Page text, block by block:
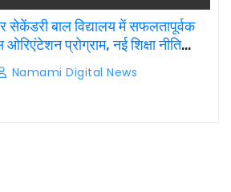
सेकेंडरी बाल विद्यालय में सफलतापूर्वक
प्रोग्राम, नई शिक्षा नीति
किया गया मार्गदर्शन
Namami Digital News